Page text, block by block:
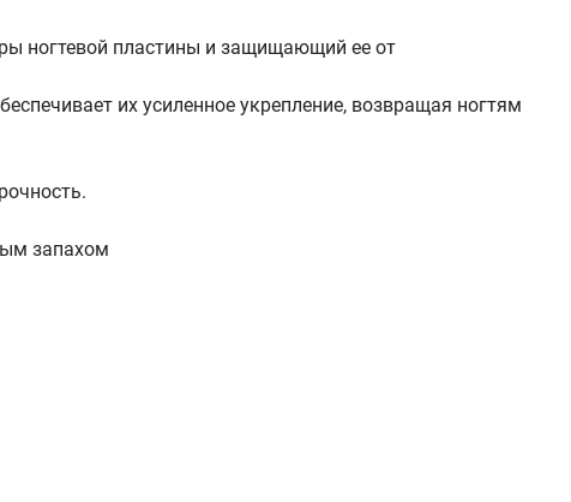
ногтевой пластины и защищающий ее от
их усиленное укрепление, возвращая ногтям
запахом